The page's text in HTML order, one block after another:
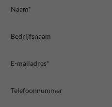
Naam*
Bedrijfsnaam
E-mailadres*
Telefoonnummer